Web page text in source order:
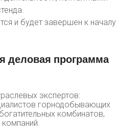
и будет завершен к началу
деловая программа
экспертов:
горнодобывающих
комбинатов,